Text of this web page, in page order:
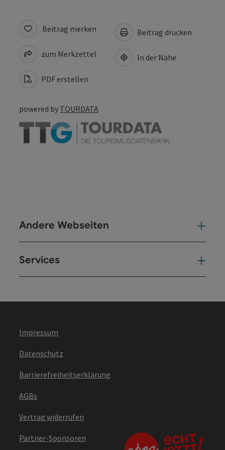
Beitrag merken
zum Merkzettel
PDF erstellen
Beitrag drucken
In der Nähe
powered by TOURDATA
Andere Webseiten
Services
Impressum
Datenschutz
Barrierefreiheitserklärung
AGBs
Vertrag widerrufen
Partner-Sponsoren